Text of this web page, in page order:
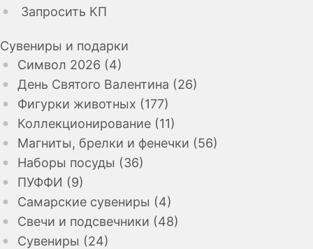
Запросить КП
Сувениры и подарки
Символ 2026 (4)
День Святого Валентина (26)
Фигурки животных (177)
Коллекционирование (11)
Магниты, брелки и фенечки (56)
Наборы посуды (36)
ПУФФИ (9)
Самарские сувениры (4)
Свечи и подсвечники (48)
Сувениры (24)